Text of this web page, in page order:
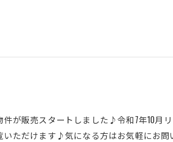
が販売スタートしました♪令和7年10月
ただけます♪気になる方はお気軽にお問